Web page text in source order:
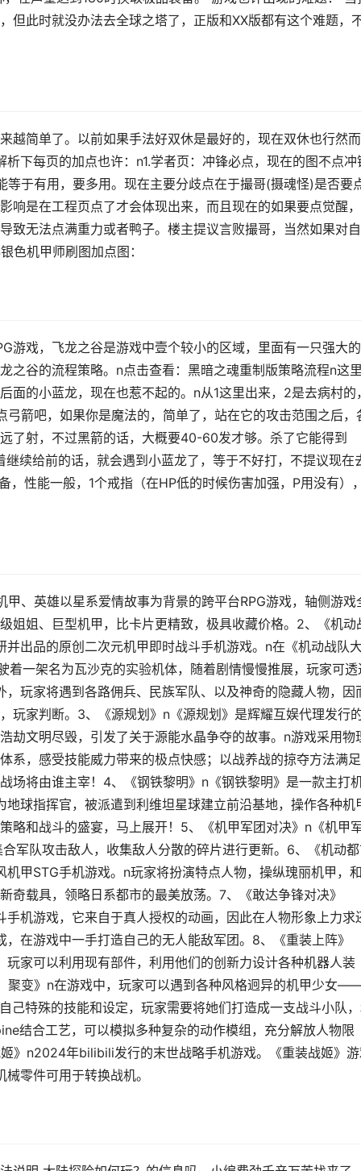
但此时就没办法去全球之塔了，正版和XX版都有这个难题，
越简单了。以前如果手法好双休是最好的，现在双休也行然
下每页的加点也许：n1.学者页：冲锋必点，现在的图不点冲
于有用，要多用。现在主要分歧点在于撮哥(摄魂怪)是否要
响是在工程页点了才会体现出来，而且现在的如果要点觉醒
致无法点满重力或者鸭子。楼主提议言败撮哥，当然如果对
色机甲师刷图加点图：
游戏，飞龙之谷是游戏中壹个较小的区域，里面有一只强大
之谷的流程策略。n点击查看：黑暗之魂重制版策略流程n这
面的小蓝龙，现在也惹不起的。n从1这里出来，2是去病村的
箭吧，如果你是魔法的，简单了，站在它的攻击范围之后，
了射，不过黑箭的话，大概要40-60发才够。杀了它能得到
续给前的话，就会遇到小蓝龙了，等于不好打，不提议现在
，性能一般，1个戒指（在HP低的时候伤害加强，P用没有）
、英雄以星系爱情故事为背景的跨平台RPG游戏，轴侧游戏
姐姐、巨型机甲，比卡片更精致，极具收藏价格。2、《机动
出品的原创二次元机甲即时战斗手机游戏。n在《机动战队
着一架名为瓦沙克的实验机体，随着剧情慢慢推展，玩家可透
玩家将遇到各路佣兵、民族军队、以及神奇的隐藏人物，因
玩家判断。3、《源规划》n《源规划》是辉耀互娱代理发行
劫文明尽毁，引发了关于源能水晶争夺的故事。n游戏采用物
系，感受技能威力带来的极点快感；以战养战的掠夺方法满
场将由谁主宰！4、《钢铁黎明》n《钢铁黎明》是一款主打
球指挥官，被派遣到利维坦星球建立前沿基地，操作各种机
略和战斗的盛宴，马上展开！5、《机甲军团对决》n《机甲
军队攻击敌人，收集敌人分散的碎片进行更新。6、《机动
甲STG手机游戏。n玩家将扮演特点人物，操纵瑰丽机甲，
奇载具，领略日系都市的最美放荡。7、《敢达争锋对决》
机游戏，它来自于真人授权的动画，因此在人物形象上力求
在游戏中一手打造自己的无人能敌军团。8、《重装上阵》
家可以利用现有部件，利用他们的创新力设计各种机器人装
聚变》n在游戏中，玩家可以遇到各种风格迥异的机甲少女
己特殊的技能和设定，玩家需要将她们打造成一支战斗小队
结合工艺，可以模拟多种复杂的动作模组，充分解放人物限
》n2024年bilibili发行的末世战略手机游戏。《重装战姬》
零件可用于转换战机。